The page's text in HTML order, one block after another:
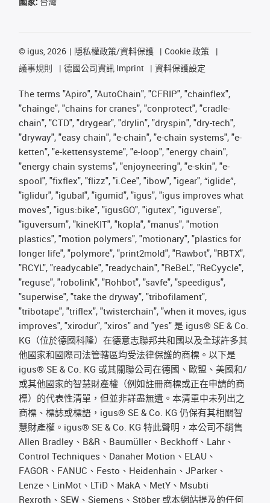
© igus, 2026 隱私權政策/資料保護
Cookie 政策
議事規則
德國公司資訊 Imprint 資料保護設定
The terms "Apiro", "AutoChain", "CFRIP", "chainflex",
"chainge", "chains for cranes", "conprotect", "cradle-
chain", "CTD", "drygear", "drylin", "dryspin", "dry-tech",
"dryway", "easy chain", "e-chain", "e-chain systems", "e-
ketten", "e-kettensysteme", "e-loop", "energy chain",
"energy chain systems", "enjoyneering", "e-skin", "e-
spool", "fixflex", "flizz", "i.Cee", "ibow", "igear", “iglide”,
"iglidur", "igubal", "igumid", "igus", "igus improves what
moves", "igus:bike", "igusGO", "igutex", "iguverse",
"iguversum", "kineKIT", "kopla", "manus", "motion
plastics", "motion polymers", "motionary", "plastics for
longer life", "polymore", "print2mold", "Rawbot", "RBTX",
"RCYL", "readycable", "readychain", "ReBeL", "ReCyycle",
"reguse", "robolink", "Rohbot", "savfe", "speedigus",
"superwise", "take the dryway", "tribofilament",
"tribotape", "triflex", "twisterchain", "when it moves, igus
improves", "xirodur", "xiros" and "yes" 是 igus® SE & Co.
KG（位於德國科隆）在德意志聯邦共和國以及全球許多其
他國家和國際司法管轄區均受法律保護的商標。以下是
igus® SE & Co. KG 或其關聯公司在德國、歐盟、美國和/
或其他國家的智慧財產權（例如註冊商標或正在申請的商
標）的代表性清單，但並非詳盡無遺。本清單中未列出之
商標、標誌或標語，igus® SE & Co. KG 仍保有其相關智
慧財產權。igus® SE & Co. KG 特此聲明，本公司不銷售
Allen Bradley、B&R、Baumüller、Beckhoff、Lahr、
Control Techniques、Danaher Motion、ELAU、
FAGOR、FANUC、Festo、Heidenhain、JParker、
Lenze、LinMot、LTiD、MakA、MetY、Msubti
Rexroth、SEW、Siemens、Stöber 或本網站提及的任何